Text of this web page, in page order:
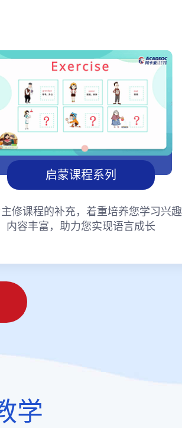
启蒙课程系列
修课程的补充，着重培养您学习兴趣
内容丰富，助力您实现语言成长
学